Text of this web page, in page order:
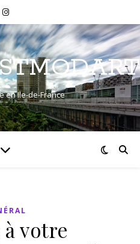
en Ile-de-France
à votre